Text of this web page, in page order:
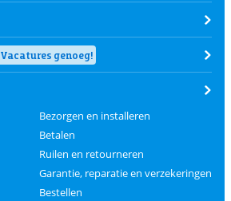
Vacatures genoeg!
Bezorgen en installeren
Betalen
Ruilen en retourneren
Garantie, reparatie en verzekeringen
Bestellen